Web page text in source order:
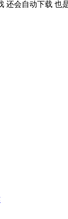
还会自动下载 也